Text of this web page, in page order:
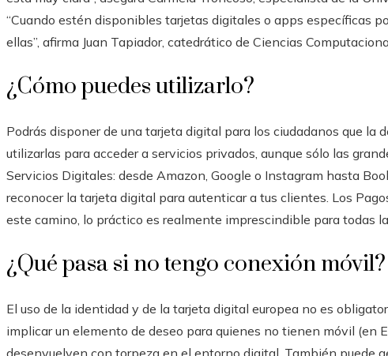
“Cuando estén disponibles tarjetas digitales o apps específicas
ellas”, afirma Juan Tapiador, catedrático de Ciencias
¿Cómo puedes utilizarlo?
Podrás disponer de una tarjeta digital para los ciudadanos que la
utilizarlas para acceder a servicios privados, aunque sólo las
Servicios Digitales: desde Amazon, Google o Instagram hasta
reconocer la tarjeta digital para autenticar a tus clientes. Los
este camino, lo práctico es realmente imprescindible para todas
¿Qué pasa si no tengo conexión móvil?
El uso de la identidad y de la tarjeta digital europea no es
implicar un elemento de deseo para quienes no tienen móvil (en